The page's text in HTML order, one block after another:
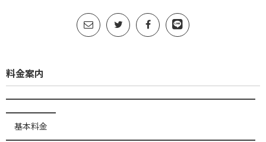
料金案内
━━━━━━━━━━━━━━━━━━━━━━━━━━━━━━
━━━━━━
基本料金